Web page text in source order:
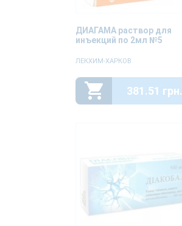
ДИАГАМА раствор для
инъекций по 2мл №5
ЛЕКХИМ-ХАРКОВ
381.51 грн.